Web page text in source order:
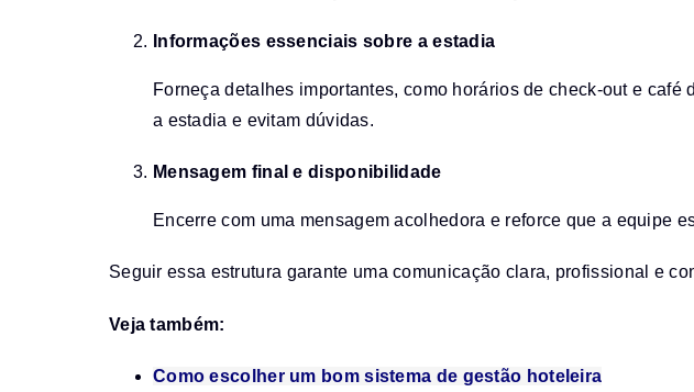
Informações essenciais sobre a estadia
Forneça detalhes importantes, como horários de check-out e
a estadia e evitam dúvidas.
Mensagem final e disponibilidade
Encerre com uma mensagem acolhedora e reforce que a equipe
Seguir essa estrutura garante uma comunicação clara, profissional e
Veja também:
Como escolher um bom sistema de gestão hoteleira